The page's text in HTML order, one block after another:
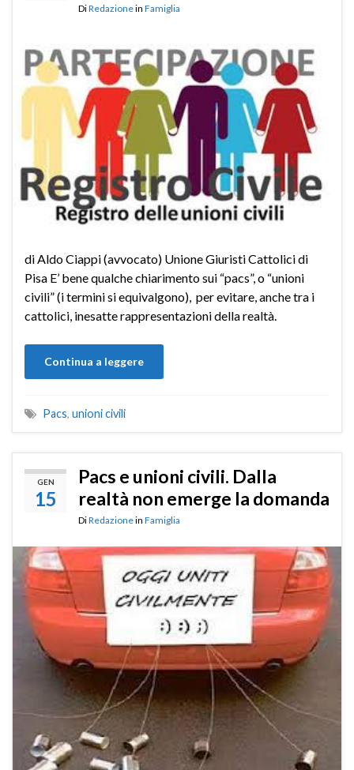
DiRedazionein Famiglia
di Aldo Ciappi (avvocato) Unione Giuristi Cattolici di
Pisa E’ bene qualche chiarimento sui “pacs”, o “unioni
civili” (i termini si equivalgono), per evitare, anche tra i
cattolici, inesatte rappresentazioni della realtà.
Continua a leggere
Pacs, unioni civili
GEN
15
Pacs e unioni civili. Dalla
realtà non emerge la domanda
DiRedazionein Famiglia